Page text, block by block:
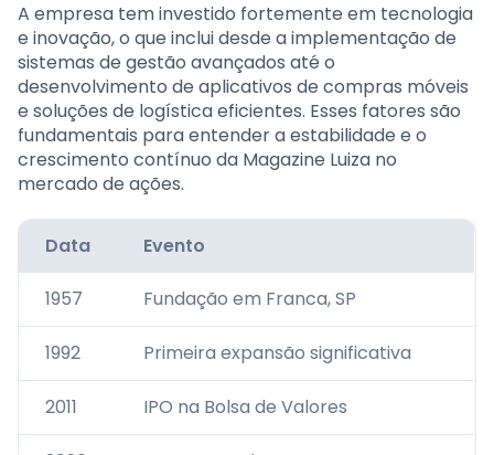
A empresa tem investido fortemente em tecnologia
e inovação, o que inclui desde a implementação de
sistemas de gestão avançados até o
desenvolvimento de aplicativos de compras móveis
e soluções de logística eficientes. Esses fatores são
fundamentais para entender a estabilidade e o
crescimento contínuo da Magazine Luiza no
mercado de ações.
Data Evento
1957 Fundação em Franca, SP
1992 Primeira expansão significativa
2011 IPO na Bolsa de Valores